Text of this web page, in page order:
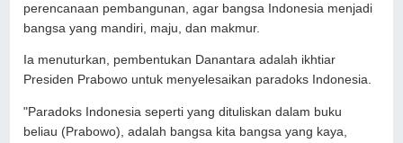
perencanaan pembangunan, agar bangsa Indonesia menjadi
bangsa yang mandiri, maju, dan makmur.
Ia menuturkan, pembentukan Danantara adalah ikhtiar
Presiden Prabowo untuk menyelesaikan paradoks Indonesia.
"Paradoks Indonesia seperti yang dituliskan dalam buku
beliau (Prabowo), adalah bangsa kita bangsa yang kaya,